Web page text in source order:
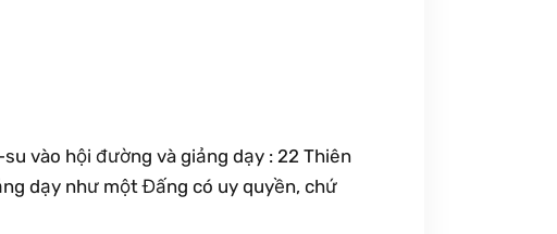
vào hội đường và giảng dạy : 22 Thiên
dạy như một Đấng có uy quyền, chứ